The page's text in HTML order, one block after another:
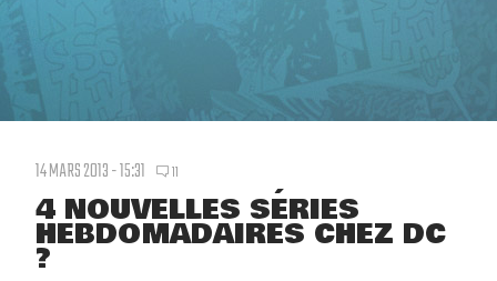
14 MARS 2013 - 15:31 11
4 NOUVELLES SÉRIES
HEBDOMADAIRES CHEZ DC
?